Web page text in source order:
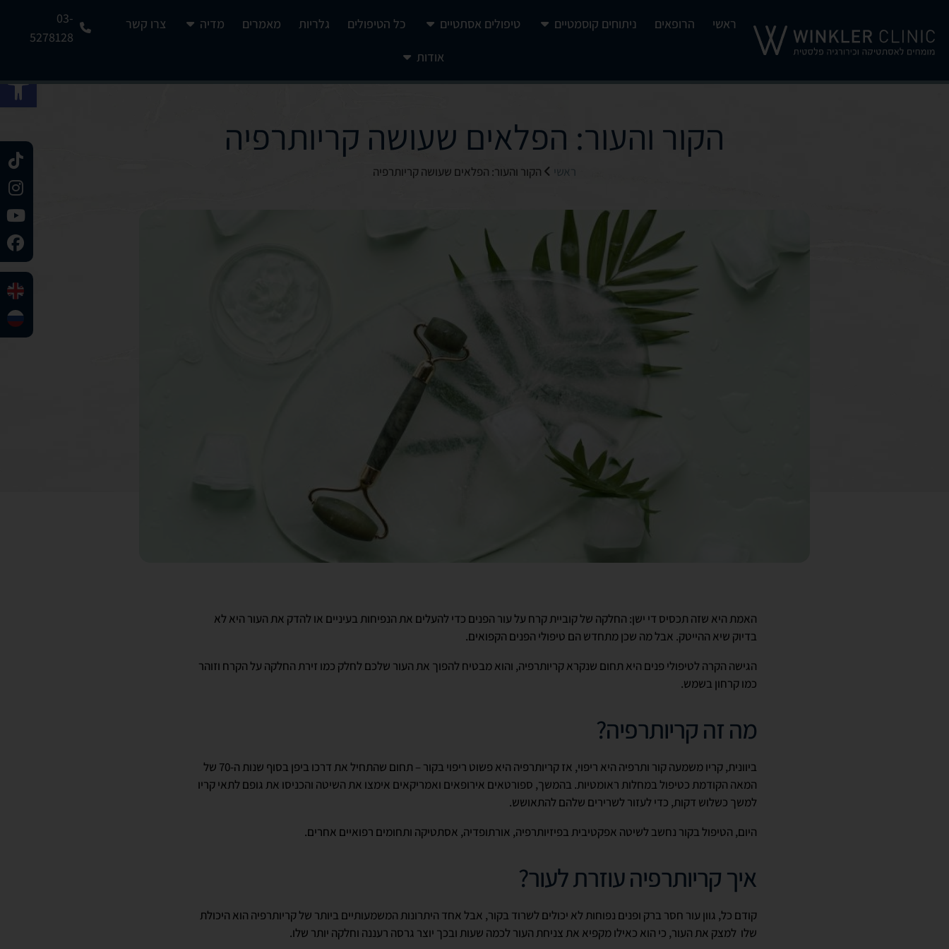
ראשי הרופאים ניתוחים קוסמטיים טיפולים אסתטיים כל הטיפולים גלריות מאמרים מדיה צרו קשר
אודות
03-
5278128
הקור והעור: הפלאים שעושה קריותרפיה
ראשי הקור והעור: הפלאים שעושה קריותרפיה
האמת היא שזה תכסיס די ישן: החלקה של קוביית קרח על עור הפנים כדי להעלים את הנפיחות בעיניים או להדק את העור היא לא
בדיוק שיא ההייטק. אבל מה שכן מתחדש הם טיפולי הפנים הקפואים.
הגישה הקרה לטיפולי פנים היא תחום שנקרא קריותרפיה, והוא מבטיח להפוך את העור שלכם לחלק כמו זירת החלקה על הקרח וזוהר
כמו קרחון בשמש.
מה זה קריותרפיה?
ביוונית, קריו משמעה קור ותרפיה היא ריפוי, אז קריותרפיה היא פשוט ריפוי בקור – תחום שהתחיל את דרכו ביפן בסוף שנות ה-70 של
המאה הקודמת כטיפול במחלות ראומטיות. בהמשך, ספורטאים אירופאים ואמריקאים אימצו את השיטה והכניסו את גופם לתאי קריו
למשך כשלוש דקות, כדי לעזור לשרירים שלהם להתאושש.
היום, הטיפול בקור נחשב לשיטה אפקטיבית בפיזיותרפיה, אורתופדיה, אסתטיקה ותחומים רפואיים אחרים.
איך קריותרפיה עוזרת לעור?
קודם כל, גוון עור חסר ברק ופנים נפוחות לא יכולים לשרוד בקור, אבל אחד היתרונות המשמעותיים ביותר של קריותרפיה הוא היכולת
שלו למצק את העור, כי הוא כאילו מקפיא את צניחת העור לכמה שעות ובכך יוצר גרסה רעננה וחלקה יותר שלו.